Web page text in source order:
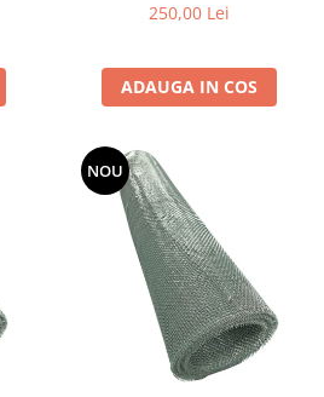
250,00 Lei
ADAUGA IN COS
NOU